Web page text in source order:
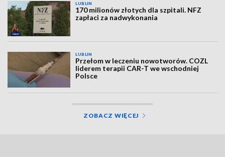
LUBLIN
170 milionów złotych dla szpitali. NFZ
zapłaci za nadwykonania
LUBLIN
Przełom w leczeniu nowotworów. COZL
liderem terapii CAR-T we wschodniej
Polsce
ZOBACZ WIĘCEJ